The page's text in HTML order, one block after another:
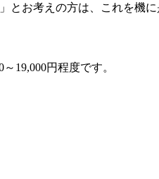
お考えの方は、これを機に
19,000円程度です。